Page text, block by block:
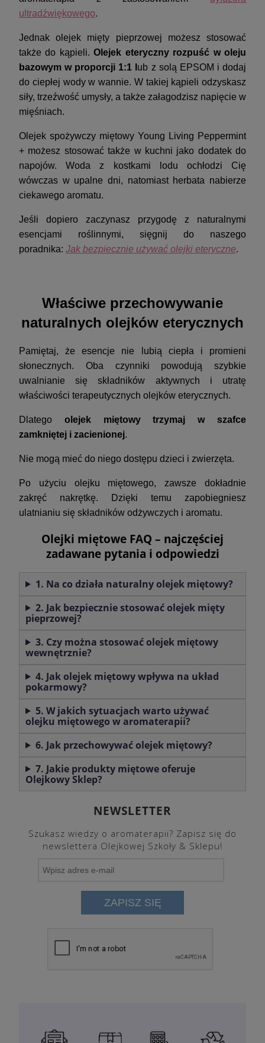
ultradźwiękowego.
Jednak olejek mięty pieprzowej możesz stosować
także do kąpieli.Olejek eteryczny rozpuść w oleju
bazowym w proporcji 1:1 l ub z solą EPSOM i dodaj
do ciepłej wody w wannie. W takiej kąpieli odzyskasz
siły, trzeźwość umysły, a także załagodzisz napięcie w
mięśniach.
Olejek spożywczy miętowy Young Living Peppermint
+ możesz stosować także w kuchni jako dodatek do
napojów. Woda z kostkami lodu ochłodzi Cię
wówczas w upalne dni, natomiast herbata nabierze
ciekawego aromatu.
Jeśli dopiero zaczynasz przygodę z naturalnymi
esencjami roślinnymi, sięgnij do naszego
poradnika: Jak bezpiecznie używać olejki eteryczne.
Właściwe przechowywanie
naturalnych olejków eterycznych
Pamiętaj, że esencje nie lubią ciepła i promieni
słonecznych. Oba czynniki powodują szybkie
uwalnianie się składników aktywnych i utratę
właściwości terapeutycznych olejków eterycznych.
Dlatego olejek miętowy trzymaj w szafce
zamkniętej i zacienionej.
Nie mogą mieć do niego dostępu dzieci i zwierzęta.
Po użyciu olejku miętowego, zawsze dokładnie
zakręć nakrętkę. Dzięki temu zapobiegniesz
ulatnianiu się składników odżywczych i aromatu.
Olejki miętowe FAQ – najczęściej
zadawane pytania i odpowiedzi
1. Na co działa naturalny olejek miętowy?
2. Jak bezpiecznie stosować olejek mięty
pieprzowej?
3. Czy można stosować olejek miętowy
wewnętrznie?
4. Jak olejek miętowy wpływa na układ
pokarmowy?
5. W jakich sytuacjach warto używać
olejku miętowego w aromaterapii?
6. Jak przechowywać olejek miętowy?
7. Jakie produkty miętowe oferuje
Olejkowy Sklep?
NEWSLETTER
Szukasz wiedzy o aromaterapii? Zapisz się do
newslettera Olejkowej Szkoły & Sklepu!
ZAPISZ SIĘ